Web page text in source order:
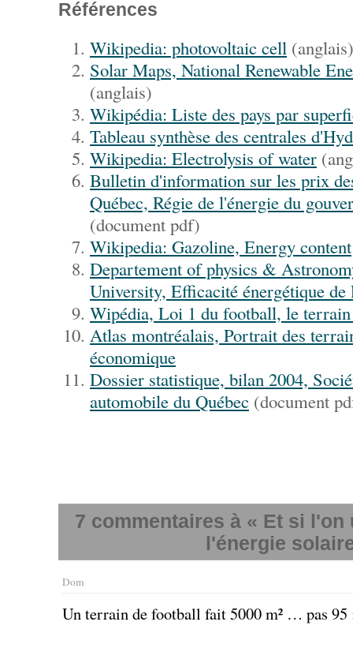
Références
Wikipedia: photovoltaic cell (anglais)
Solar Maps, National Renewable
(anglais)
Wikipédia: Liste des pays par
Tableau synthèse des centrales
Wikipedia: Electrolysis of water
Bulletin d'information sur les prix
Québec, Régie de l'énergie du
(document pdf)
Wikipedia: Gazoline, Energy content
Departement of physics &
University, Efficacité énergétique de
Wipédia, Loi 1 du football, le
Atlas montréalais, Portrait des
économique
Dossier statistique, bilan 2004,
automobile du Québec (document
7 commentaires à « Et si
l'énergie
Dom
Un terrain de football fait 5000 m² … pas 95